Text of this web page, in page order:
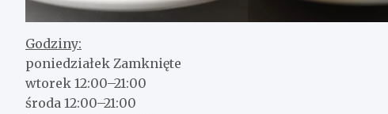
Godziny:
poniedziałek Zamknięte
wtorek 12:00–21:00
środa 12:00–21:00